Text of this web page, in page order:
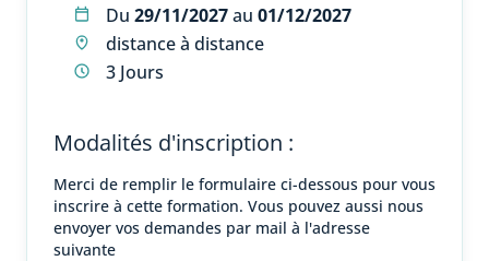
Du 29/11/2027au 01/12/2027
distance à distance
3 Jours
Modalités d'inscription :
Merci de remplir le formulaire ci-dessous pour vous
inscrire à cette formation. Vous pouvez aussi nous
envoyer vos demandes par mail à l'adresse
suivante